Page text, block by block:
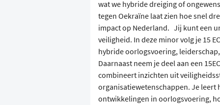
wat we hybride dreiging of
tegen Oekraïne laat zien hoe snel
impact op Nederland. Jij kunt een
veiligheid. In deze minor volg je 15
hybride oorlogsvoering,
Daarnaast neem je deel aan een
combineert inzichten uit
organisatiewetenschappen. Je leert
ontwikkelingen in oorlogsvoering,